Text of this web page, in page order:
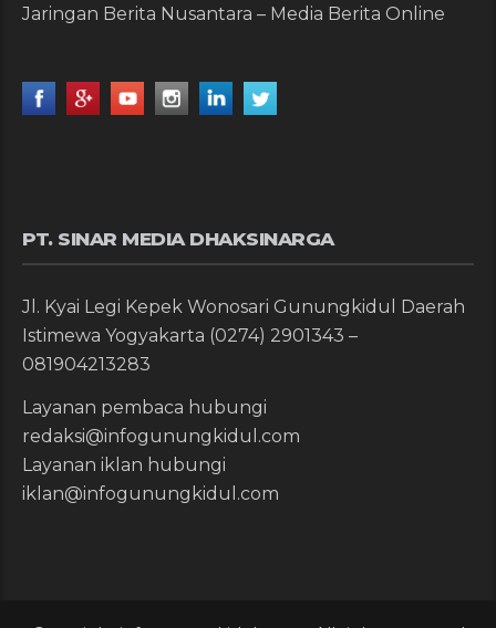
Jaringan Berita Nusantara – Media Berita Online
PT. SINAR MEDIA DHAKSINARGA
Jl. Kyai Legi Kepek Wonosari Gunungkidul Daerah
Istimewa Yogyakarta (0274) 2901343 –
081904213283
Layanan pembaca hubungi
redaksi@infogunungkidul.com
Layanan iklan hubungi
iklan@infogunungkidul.com